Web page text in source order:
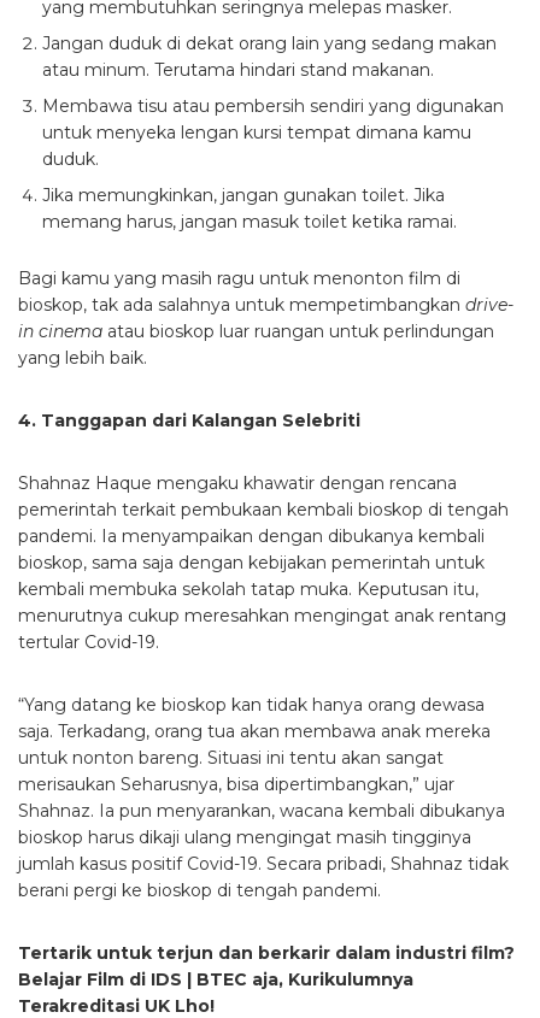
yang membutuhkan seringnya melepas masker.
Jangan duduk di dekat orang lain yang sedang makan
atau minum. Terutama hindari stand makanan.
Membawa tisu atau pembersih sendiri yang digunakan
untuk menyeka lengan kursi tempat dimana kamu
duduk.
Jika memungkinkan, jangan gunakan toilet. Jika
memang harus, jangan masuk toilet ketika ramai.
Bagi kamu yang masih ragu untuk menonton film di
bioskop, tak ada salahnya untuk mempetimbangkan drive-
in cinema atau bioskop luar ruangan untuk perlindungan
yang lebih baik.
4. Tanggapan dari Kalangan Selebriti
Shahnaz Haque mengaku khawatir dengan rencana
pemerintah terkait pembukaan kembali bioskop di tengah
pandemi. Ia menyampaikan dengan dibukanya kembali
bioskop, sama saja dengan kebijakan pemerintah untuk
kembali membuka sekolah tatap muka. Keputusan itu,
menurutnya cukup meresahkan mengingat anak rentang
tertular Covid-19.
“Yang datang ke bioskop kan tidak hanya orang dewasa
saja. Terkadang, orang tua akan membawa anak mereka
untuk nonton bareng. Situasi ini tentu akan sangat
merisaukan Seharusnya, bisa dipertimbangkan,” ujar
Shahnaz. Ia pun menyarankan, wacana kembali dibukanya
bioskop harus dikaji ulang mengingat masih tingginya
jumlah kasus positif Covid-19. Secara pribadi, Shahnaz tidak
berani pergi ke bioskop di tengah pandemi.
Tertarik untuk terjun dan berkarir dalam industri film?
Belajar Film di IDS | BTEC aja, Kurikulumnya
Terakreditasi UK Lho!